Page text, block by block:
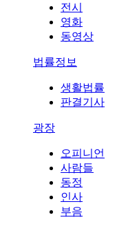
전시
영화
동영상
법률정보
생활법률
판결기사
광장
오피니언
사람들
동정
인사
부음